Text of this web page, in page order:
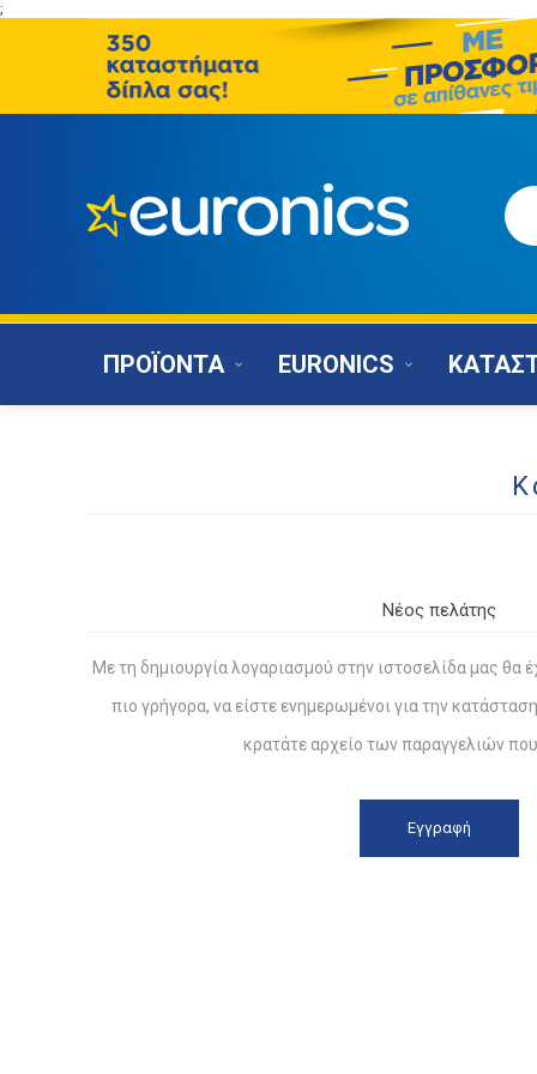
;
ΠΡΟΪΟΝΤΑ EURONICS
Νέος πελάτης
Με τη δημιουργία λογαριασμού στην ιστοσελίδα μας θα
πιο γρήγορα, να είστε ενημερωμένοι για την
κρατάτε αρχείο των παραγγελιών που